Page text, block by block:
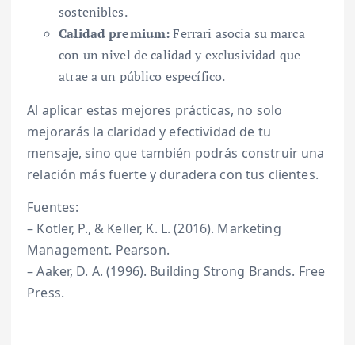
sostenibles.
Calidad premium:Ferrari asocia su marca
con un nivel de calidad y exclusividad que
atrae a un público específico.
Al aplicar estas mejores prácticas, no solo
mejorarás la claridad y efectividad de tu
mensaje, sino que también podrás construir una
relación más fuerte y duradera con tus clientes.
Fuentes:
– Kotler, P., & Keller, K. L. (2016). Marketing
Management. Pearson.
– Aaker, D. A. (1996). Building Strong Brands. Free
Press.